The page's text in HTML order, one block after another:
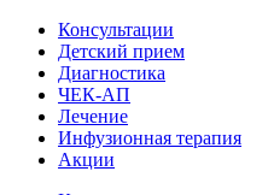
Консультации
Детский прием
Диагностика
ЧЕК-АП
Лечение
Инфузионная терапия
Акции